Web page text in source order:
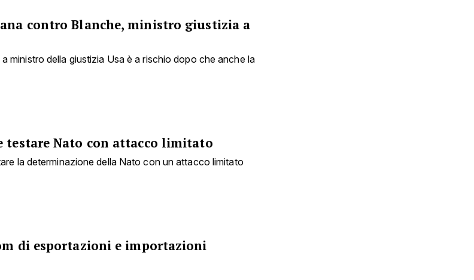
contro Blanche, ministro giustizia a
ministro della giustizia Usa è a rischio dopo che anche la
testare Nato con attacco limitato
la determinazione della Nato con un attacco limitato
di esportazioni e importazioni